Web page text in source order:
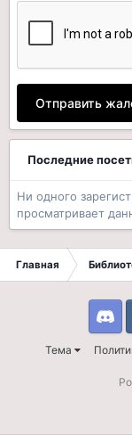
Отправить
Последние
Ни одного
просматривает
Главная
Тема